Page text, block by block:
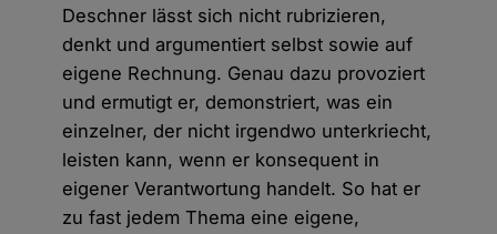
Deschner lässt sich nicht rubrizieren,
denkt und argumentiert selbst sowie auf
eigene Rechnung. Genau dazu provoziert
und ermutigt er, demonstriert, was ein
einzelner, der nicht irgendwo unterkriecht,
leisten kann, wenn er konsequent in
eigener Verantwortung handelt. So hat er
zu fast jedem Thema eine eigene,